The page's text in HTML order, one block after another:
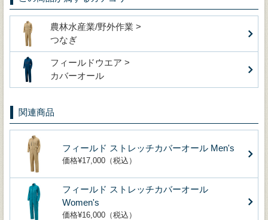
農林水産業/野外作業 >
つなぎ
フィールドウエア >
カバーオール
関連商品
フィールド ストレッチカバーオール Men's
価格¥17,000（税込）
フィールド ストレッチカバーオール
Women's
価格¥16,000（税込）